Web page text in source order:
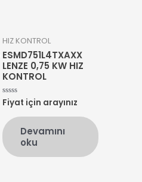
HIZ KONTROL
ESMD751L4TXAXX
LENZE 0,75 KW HIZ
KONTROL
5
üzerinden
oy
aldı
Fiyat için arayınız
Devamını
oku